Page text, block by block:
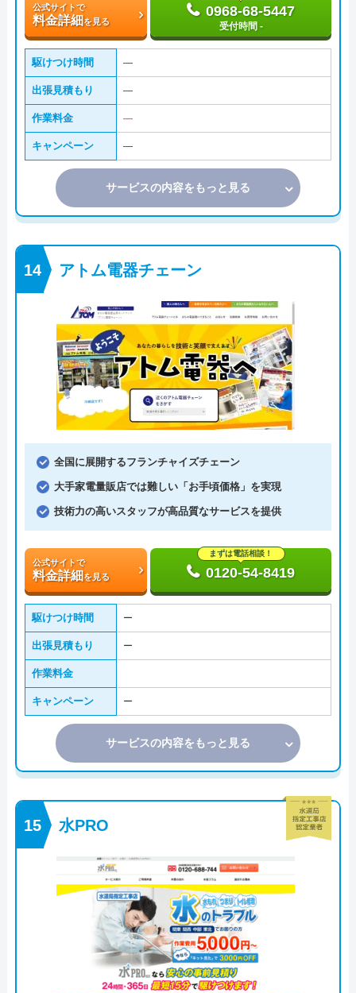
公式サイトで
料金詳細を見る
0968-68-5447
受付時間 -
駆けつけ時間 ―
出張見積もり ―
作業料金 ―
キャンペーン ―
サービスの内容をもっと見る
アトム電器チェーン
全国に展開するフランチャイズチェーン
大手家電量販店では難しい「お手頃価格」を実現
技術力の高いスタッフが高品質なサービスを提供
公式サイトで
料金詳細を見る
まずは電話相談！
0120-54-8419
駆けつけ時間 ー
出張見積もり ー
作業料金
キャンペーン ー
サービスの内容をもっと見る
水PRO